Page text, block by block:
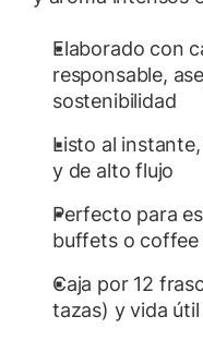
Elaborado con
responsable,
sostenibilidad
Listo al
y de alto flujo
Perfecto para
buffets o coffee
Caja por 12
tazas) y vida